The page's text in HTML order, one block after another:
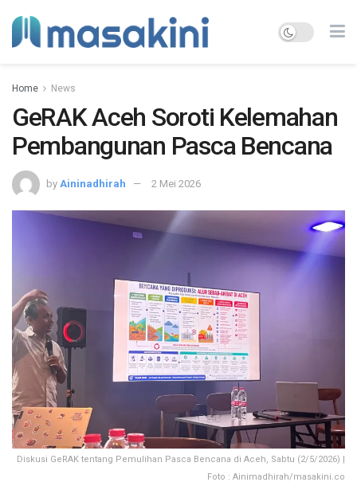
Home News
GeRAK Aceh Soroti Kelemahan
Pembangunan Pasca Bencana
by Aininadhirah 2 Mei 2026
Diskusi GeRAK tentang Pemulihan Pasca Bencana di Aceh, Sabtu (2/5/2026) |
Foto : Ainimadhirah/masakini.co